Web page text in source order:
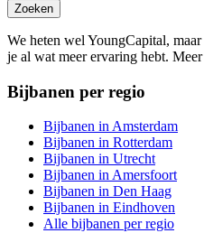
Zoeken
We heten wel YoungCapital,
je al wat meer ervaring hebt.
Bijbanen per regio
Bijbanen in Amsterdam
Bijbanen in Rotterdam
Bijbanen in Utrecht
Bijbanen in Amersfoort
Bijbanen in Den Haag
Bijbanen in Eindhoven
Alle bijbanen per regio